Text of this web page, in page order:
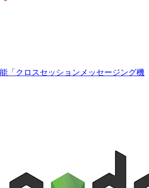
「クロスセッションメッセージング機